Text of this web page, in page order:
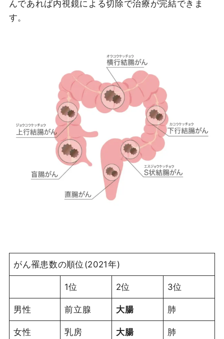
んであれば内視鏡による切除で治療が完結できま
す。
がん罹患数の順位(2021年)
1位 2位 3位
男性 前立腺 大腸 肺
女性 乳房 大腸 肺